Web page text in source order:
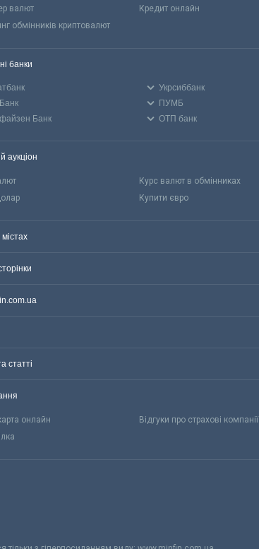
валют
Кредит онлайн
обмінників криптовалют
банки
Укрсиббанк
ПУМБ
Банк
ОТП банк
аукціон
Курс валют в обмінниках
Купити євро
статті
онлайн Відгуки про страхові компанії